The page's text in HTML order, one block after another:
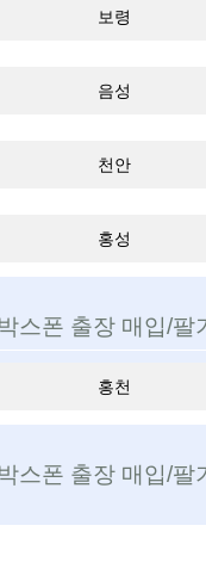
보령
음성
천안
홍성
스폰 출장 매입/팔
홍천
스폰 출장 매입/팔